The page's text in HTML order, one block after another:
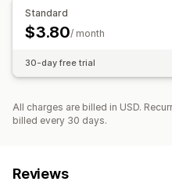
Standard
$3.80/ month
30-day free trial
All charges are billed in USD.
billed every 30 days.
Reviews